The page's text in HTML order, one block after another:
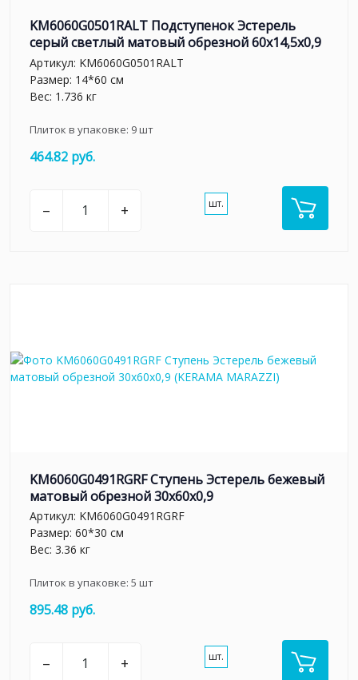
KM6060G0501RALT Подступенок Эстерель
серый светлый матовый обрезной 60x14,5x0,9
Артикул: KM6060G0501RALT
Размер: 14*60 см
Вес: 1.736 кг
Плиток в упаковке: 9шт
464.82 руб.
– + шт.
KM6060G0491RGRF Ступень Эстерель бежевый
матовый обрезной 30x60x0,9
Артикул: KM6060G0491RGRF
Размер: 60*30 см
Вес: 3.36 кг
Плиток в упаковке: 5 шт
895.48 руб.
– + шт.